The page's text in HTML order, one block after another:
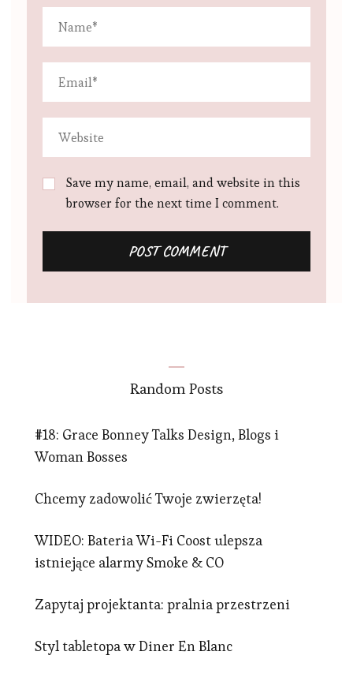
Save my name, email, and website in this
browser for the next time I comment.
Random Posts
#18: Grace Bonney Talks Design, Blogs i
Woman Bosses
Chcemy zadowolić Twoje zwierzęta!
WIDEO: Bateria Wi-Fi Coost ulepsza
istniejące alarmy Smoke & CO
Zapytaj projektanta: pralnia przestrzeni
Styl tabletopa w Diner En Blanc